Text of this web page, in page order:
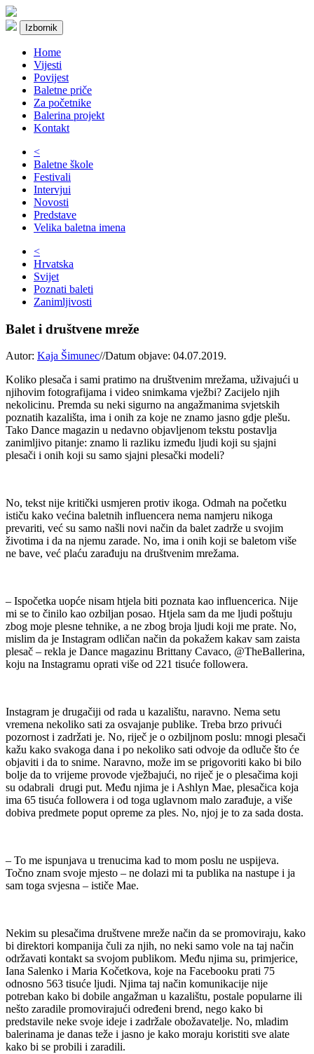
Izbornik
Home
Vijesti
Povijest
Baletne priče
Za početnike
Balerina projekt
Kontakt
<
Baletne škole
Festivali
Intervjui
Novosti
Predstave
Velika baletna imena
<
Hrvatska
Svijet
Poznati baleti
Zanimljivosti
Balet i društvene mreže
Autor: Kaja Šimunec//Datum objave: 04.07.2019.
Koliko plesača i sami pratimo na društvenim mrežama, uživajući u
njihovim fotografijama i video snimkama vježbi? Zacijelo njih
nekolicinu. Premda su neki sigurno na angažmanima svjetskih
poznatih kazališta, ima i onih za koje ne znamo jasno gdje plešu.
Tako Dance magazin u nedavno objavljenom tekstu postavlja
zanimljivo pitanje: znamo li razliku između ljudi koji su sjajni
plesači i onih koji su samo sjajni plesački modeli?
No, tekst nije kritički usmjeren protiv ikoga. Odmah na početku
ističu kako većina baletnih influencera nema namjeru nikoga
prevariti, već su samo našli novi način da balet zadrže u svojim
životima i da na njemu zarade. No, ima i onih koji se baletom više
ne bave, već plaću zarađuju na društvenim mrežama.
– Ispočetka uopće nisam htjela biti poznata kao influencerica. Nije
mi se to činilo kao ozbiljan posao. Htjela sam da me ljudi poštuju
zbog moje plesne tehnike, a ne zbog broja ljudi koji me prate. No,
mislim da je Instagram odličan način da pokažem kakav sam zaista
plesač – rekla je Dance magazinu Brittany Cavaco, @TheBallerina,
koju na Instagramu oprati više od 221 tisuće followera.
Instagram je drugačiji od rada u kazalištu, naravno. Nema setu
vremena nekoliko sati za osvajanje publike. Treba brzo privući
pozornost i zadržati je. No, riječ je o ozbiljnom poslu: mnogi plesači
kažu kako svakoga dana i po nekoliko sati odvoje da odluče što će
objaviti i da to snime. Naravno, može im se prigovoriti kako bi bilo
bolje da to vrijeme provode vježbajući, no riječ je o plesačima koji
su odabrali drugi put. Među njima je i Ashlyn Mae, plesačica koja
ima 65 tisuća followera i od toga uglavnom malo zarađuje, a više
dobiva predmete poput opreme za ples. No, njoj je to za sada dosta.
– To me ispunjava u trenucima kad to mom poslu ne uspijeva.
Točno znam svoje mjesto – ne dolazi mi ta publika na nastupe i ja
sam toga svjesna – ističe Mae.
Nekim su plesačima društvene mreže način da se promoviraju, kako
bi direktori kompanija čuli za njih, no neki samo vole na taj način
održavati kontakt sa svojom publikom. Među njima su, primjerice,
Iana Salenko i Maria Kočetkova, koje na Facebooku prati 75
odnosno 563 tisuće ljudi. Njima taj način komunikacije nije
potreban kako bi dobile angažman u kazalištu, postale popularne ili
nešto zaradile promovirajući određeni brend, nego kako bi
predstavile neke svoje ideje i zadržale obožavatelje. No, mladim
balerinama je danas teže i jasno je kako moraju koristiti sve alate
kako bi se probili i zaradili.